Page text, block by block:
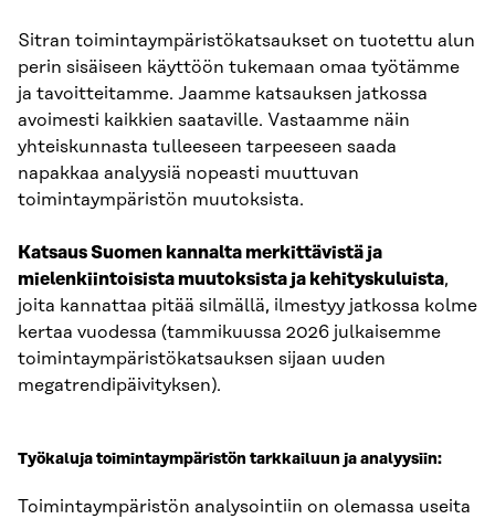
Sitran toimintaympäristökatsaukset on tuotettu alun
perin sisäiseen käyttöön tukemaan omaa työtämme
ja tavoitteitamme. Jaamme katsauksen jatkossa
avoimesti kaikkien saataville. Vastaamme näin
yhteiskunnasta tulleeseen tarpeeseen saada
napakkaa analyysiä nopeasti muuttuvan
toimintaympäristön muutoksista.
Katsaus Suomen kannalta merkittävistä ja
mielenkiintoisista muutoksista ja kehityskuluista,
joita kannattaa pitää silmällä, ilmestyy jatkossa kolme
kertaa vuodessa (tammikuussa 2026 julkaisemme
toimintaympäristökatsauksen sijaan uuden
megatrendipäivityksen).
Työkaluja toimintaympäristön tarkkailuun ja analyysiin:
Toimintaympäristön analysointiin on olemassa useita